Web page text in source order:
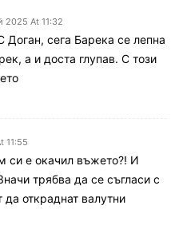
2025 At 11:32
Доган, сега Барека се лепна
а и доста глупав. С този
11:55
си е окачил въжето?! И
трябва да се съгласи с
да откраднат валутни